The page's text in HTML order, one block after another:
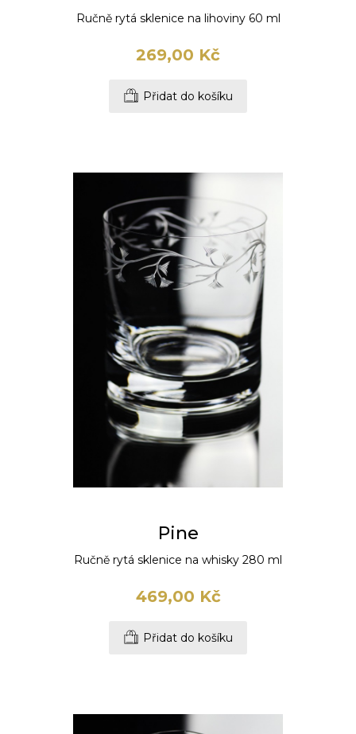
Ručně rytá sklenice na lihoviny 60 ml
269,00 Kč
Přidat do košíku
Pine
Ručně rytá sklenice na whisky 280 ml
469,00 Kč
Přidat do košíku